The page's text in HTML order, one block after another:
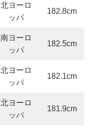
北ヨーロ
ッパ
182.8cm
南ヨーロ
ッパ
182.5cm
北ヨーロ
ッパ
182.1cm
北ヨーロ
ッパ
181.9cm